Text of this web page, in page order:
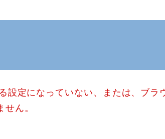
設定になっていない、または、ブ
ん。